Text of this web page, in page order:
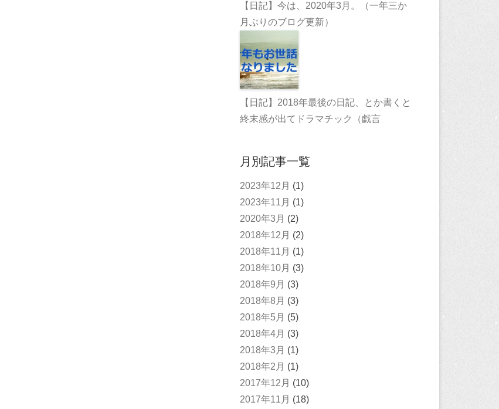
【日記】今は、2020年3月。（一年三か
月ぶりのブログ更新）
【日記】2018年最後の日記、とか書くと
終末感が出てドラマチック（戯言
月別記事一覧
2023年12月 (1)
2023年11月 (1)
2020年3月 (2)
2018年12月 (2)
2018年11月 (1)
2018年10月 (3)
2018年9月 (3)
2018年8月 (3)
2018年5月 (5)
2018年4月 (3)
2018年3月 (1)
2018年2月 (1)
2017年12月 (10)
2017年11月 (18)